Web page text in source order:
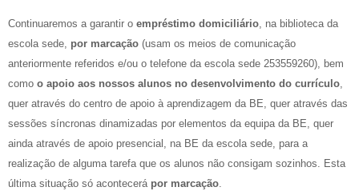
Continuaremos a garantir o empréstimo domiciliário, na biblioteca da
escola sede, por marcação (usam os meios de comunicação
anteriormente referidos e/ou o telefone da escola sede 253559260), bem
como o apoio aos nossos alunos no desenvolvimento do currículo,
quer através do centro de apoio à aprendizagem da BE, quer através das
sessões síncronas dinamizadas por elementos da equipa da BE, quer
ainda através de apoio presencial, na BE da escola sede, para a
realização de alguma tarefa que os alunos não consigam sozinhos. Esta
última situação só acontecerá por marcação.